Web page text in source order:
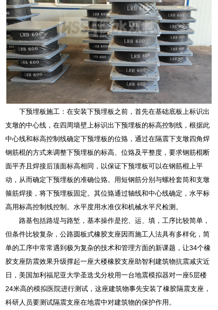
下预埋板施工：在安装下预埋板之前，首先在基础底板上标识出
支墩的中心线，在四周墙壁上标识出下预埋板的标高控制线，根据此
中心线和标高控制线确定下预埋板的位臵，通过在隔震下支墩四角焊
钢筋棍的方式来调整下预埋板的标高、位臵及平整度，要求钢筋棍断
面平齐且焊接后顶面标高相同，以保证下预埋板可以在钢筋棍上平
动，从而确定下预埋板的准确位臵。用短钢筋分别与螺栓套筒和支墩
箍筋焊接，将下预埋板固定。其位臵通过轴线和中心线确定，水平标
高用标高控制线控制。水平度用水准仪和机械水平尺检测。
路基包括路堤与路堑，基本操作是挖、运、填，工序比较简单，
但条件比较复杂，公路圆板式橡胶支座因而施工人法具有多样化，简
单的工序中常常遇到极为复杂的技术和管理方面的新课题，让34个橡
胶支座防震效果升级撑起一座大楼橡胶支座助智利建筑物抗震减灾近
日，美国加利福尼亚大学圣迭戈分校用一台地震模拟器对一座5层楼
24米高的模拟医院进行测试，这座建筑物事先安装了橡胶隔震支座，
科研人员要测试隔震支座在地震中对建筑物的保护作用。